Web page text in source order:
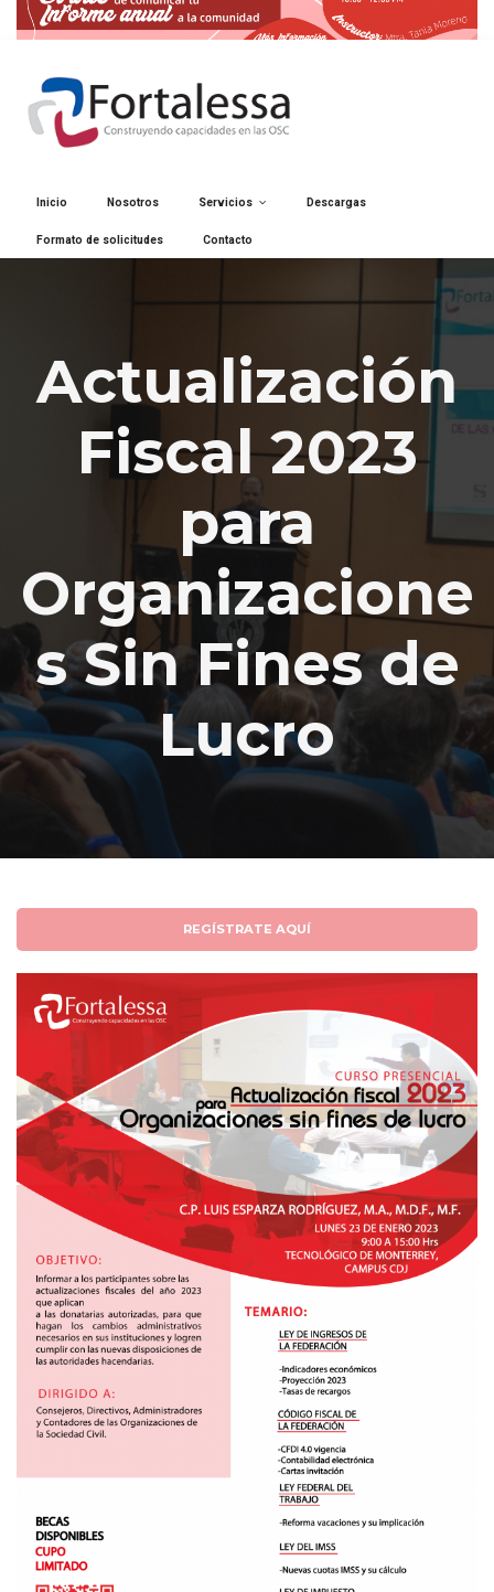
Inicio Nosotros Servicios Descargas
Formato de solicitudes Contacto
Actualización
Fiscal 2023
para
Organizacione
s Sin Fines de
Lucro
REGÍSTRATE AQUÍ